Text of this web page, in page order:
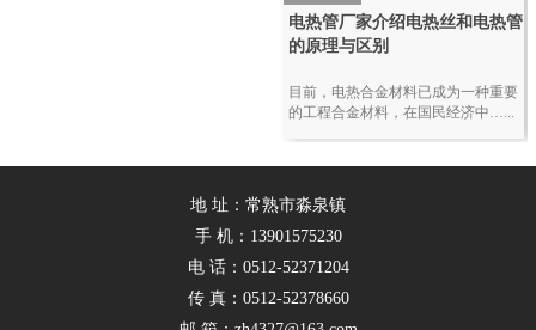
电热管厂家介绍电热丝和电热管
的原理与区别
目前，电热合金材料已成为一种重要
的工程合金材料，在国民经济中…...
地 址：常熟市淼泉镇
手 机：13901575230
电 话：0512-52371204
传 真：0512-52378660